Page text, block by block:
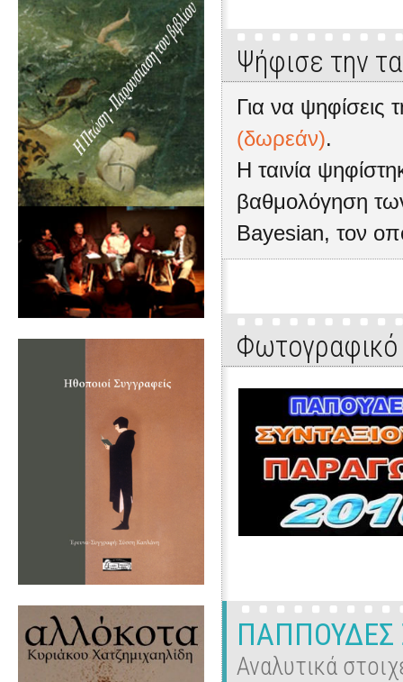
Ψήφισε την
Για να ψηφίσεις
(δωρεάν).
Η ταινία
βαθμολόγηση
Bayesian, τον
Φωτογραφικό
ΠΑΠΠΟΥΔΕΣ
Αναλυτικά